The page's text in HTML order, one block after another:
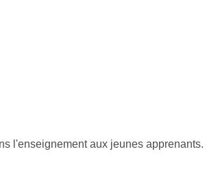
l'enseignement aux jeunes apprenants.